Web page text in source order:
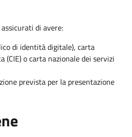
di avere:
di identità digitale), carta
(CIE) o carta nazionale dei servizi
prevista per la presentazione